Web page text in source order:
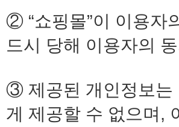
② “쇼핑몰”이 이용자
드시 당해 이용자의
③ 제공된 개인정보는
게 제공할 수 없으며,